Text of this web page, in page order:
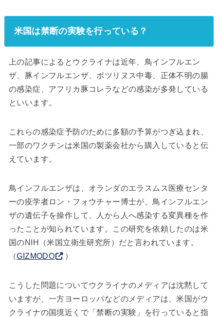
米国は禁断の実験を行っている？
上の記事によるとウクライナは近年、鳥インフルエン
ザ、豚インフルエンザ、ボツリヌス中毒、正体不明の腸
の感染症、アフリカ豚コレラなどの感染が多発している
といいます。
これらの感染症予防のために多額の予算がつぎ込まれ、
一部のワクチンは米国の製薬会社から購入していると伝
えています。
鳥インフルエンザは、オランダのエラスムス医療センタ
ーの疫学者ロン・フォウチャー博士が、鳥インフルエン
ザの遺伝子を操作して、人から人へ感染する変異種を作
ったことが知られています。この研究を依頼したのは米
国のNIH（米国立衛生研究所）だと言われています。
（GIZMODO ）
こうした問題についてウクライナのメディアは沈黙して
いますが、一方ヨーロッパなどのメディアは、米国がウ
クライナの国境近くで「禁断の実験」を行っていると指